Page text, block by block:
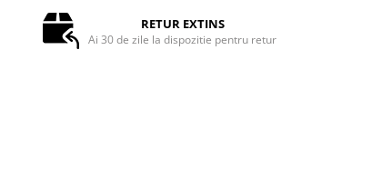
RETUR EXTINS
Ai 30 de zile la dispozitie pentru retur